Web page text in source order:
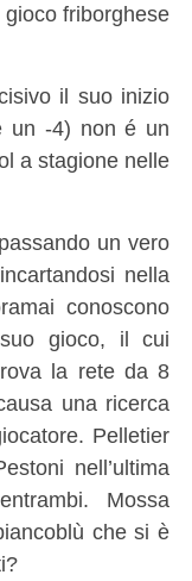
friborghese
il suo inizio
un -4) non é un
a stagione nelle
un vero
nella
conoscono
gioco, il cui
la rete da 8
una ricerca
Pelletier
nell’ultima
Mossa
che si è